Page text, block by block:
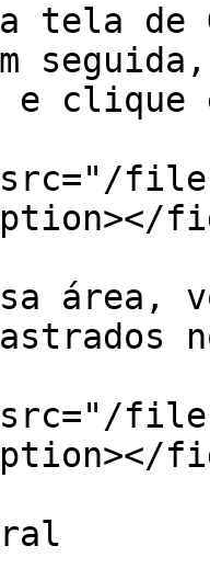
a tela de
e clique
área,